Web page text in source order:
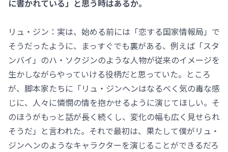
に書かれている」と思う時はあるか。
リュ・ジン：実は、始める前には「恋する国家情報局」で
そうだったように、まっすぐでも裏がある、例えば「スタ
ンバイ」のハ・ソクジンのような人物が従来のイメージを
生かしながらやっていける役柄だと思っていた。ところ
が、脚本家たちに「リュ・ジンヘンはなるべく気の毒な感
じに、人々に憐憫の情を抱かせるように演じてほしい。そ
のほうがもっと話が長く続くし、変化の幅も広く見せられ
そうだ」と言われた。それで最初は、果たして僕がリュ・
ジンヘンのようなキャラクターを演じることができるだろ